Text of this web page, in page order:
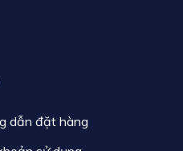
dẫn đặt hàng